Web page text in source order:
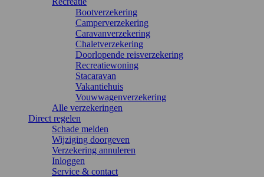
Bootverzekering
Camperverzekering
Caravanverzekering
Chaletverzekering
Doorlopende reisverzekering
Recreatiewoning
Stacaravan
Vakantiehuis
Vouwwagenverzekering
Alle verzekeringen
Direct regelen
Schade melden
Wijziging doorgeven
Verzekering annuleren
Inloggen
Service & contact